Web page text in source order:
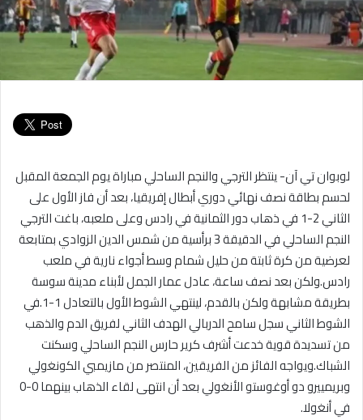
لوبوان تي آن- ينتظر الترجي والنجم الساحلي مباراة يوم الجمعة المقبل
لحسم بطاقة نصف نهائي دوري أبطال إفريقيا، بعد أن فاز الأول على
الثاني 2-1 في ذهاب دور الثمانية في رادس وعلى ملعبه، باغت الترجي
النجم الساحلي في الدقيقة 3 برأسية من شمس الدين الزوادي بمتابعة
لعرضية من كرة ثابتة من حليل شمام وسط أجواء نارية في ملعب
رادس.ولكن بعد نصف ساعة، عادل عمار الجمل لأبناء مدينة سوسة
بطريقة مشابهة ولكن بالقدم، لينتهي الشوط الأول بالتعادل 1-1.في
الشوط الثاني سجل سامح الدربالي الهدف الثاني لفريق الدم والذهب
من تسديدة قوية خدعت أشرف كرير حارس النجم الساحلي وسكنت
الشباك.ويواجه الفائز من الفريقين، المنتصر من مازيمبي الكونغولي
وبريمييرو دو أوغوستو الأنغولي بعد أن انتهى لقاء الذهاب بينهما 0-0
في أنغولا.